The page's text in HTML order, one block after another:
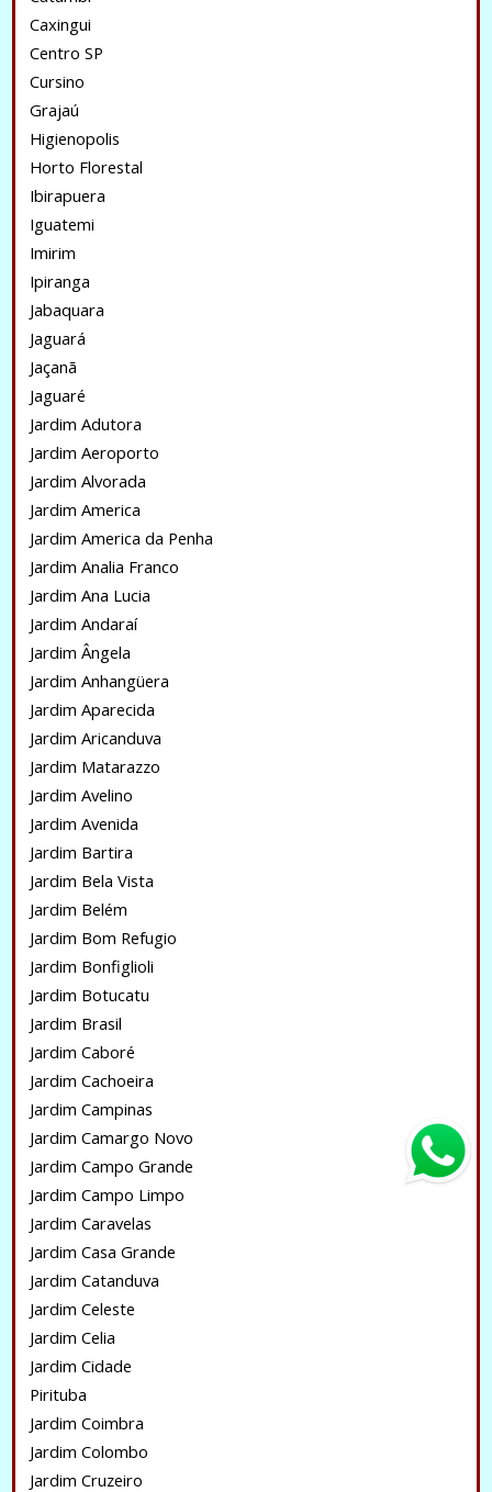
Caxingui
Centro SP
Cursino
Grajaú
Higienopolis
Horto Florestal
Ibirapuera
Iguatemi
Imirim
Ipiranga
Jabaquara
Jaguará
Jaçanã
Jaguaré
Jardim Adutora
Jardim Aeroporto
Jardim Alvorada
Jardim America
Jardim America da Penha
Jardim Analia Franco
Jardim Ana Lucia
Jardim Andaraí
Jardim Ângela
Jardim Anhangüera
Jardim Aparecida
Jardim Aricanduva
Jardim Matarazzo
Jardim Avelino
Jardim Avenida
Jardim Bartira
Jardim Bela Vista
Jardim Belém
Jardim Bom Refugio
Jardim Bonfiglioli
Jardim Botucatu
Jardim Brasil
Jardim Caboré
Jardim Cachoeira
Jardim Campinas
Jardim Camargo Novo
Jardim Campo Grande
Jardim Campo Limpo
Jardim Caravelas
Jardim Casa Grande
Jardim Catanduva
Jardim Celeste
Jardim Celia
Jardim Cidade
Pirituba
Jardim Coimbra
Jardim Colombo
Jardim Cruzeiro